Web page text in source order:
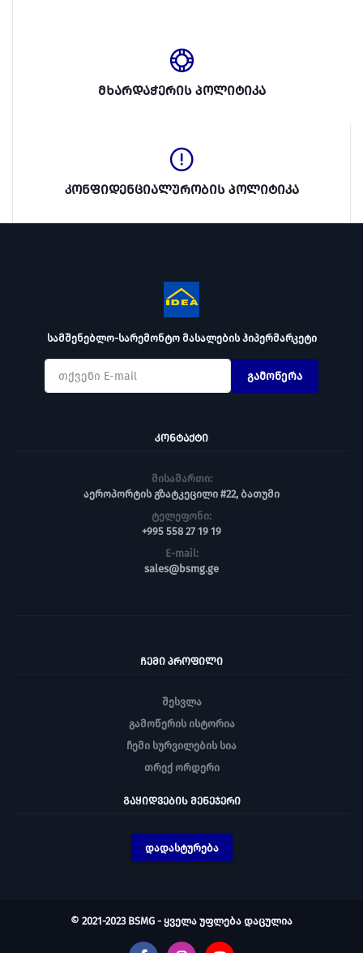
მხარდაჭერის პოლიტიკა
კონფიდენციალურობის პოლიტიკა
სამშენებლო-სარემონტო მასალების ჰიპერმარკეტი
გამოწერა
ᲙᲝᲜᲢᲐᲥᲢᲘ
მისამართი:
აეროპორტის გზატკეცილი #22, ბათუმი
ტელეფონი:
+995 558 27 19 19
E-mail:
sales@bsmg.ge
ᲩᲔᲛᲘ ᲞᲠᲝᲤᲘᲚᲘ
შესვლა
გამოწერის ისტორია
ჩემი სურვილების სია
თრექ ორდერი
ᲒᲐᲧᲘᲓᲕᲔᲑᲘᲡ ᲛᲔᲜᲔᲯᲔᲠᲘ
დადასტურება
© 2021-2023 BSMG - ყველა უფლება დაცულია